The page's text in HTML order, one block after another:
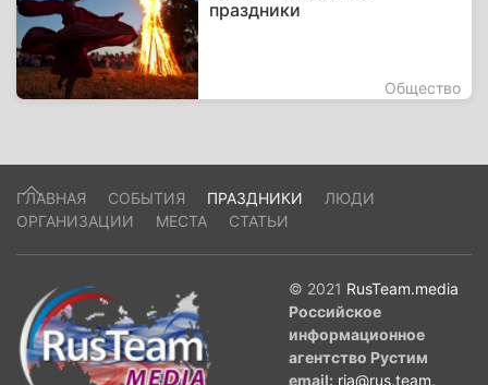
праздники
Общество
ГЛАВНАЯ СОБЫТИЯ ПРАЗДНИКИ
ЛЮДИ
ОРГАНИЗАЦИИ
МЕСТА СТАТЬИ
© 2021 RusTeam.media
Российское
информационное
агентство Рустим
email: ria@rus.team.